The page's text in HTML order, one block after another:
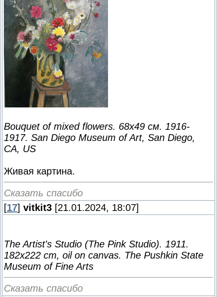
Bouquet of mixed flowers. 68x49 см. 1916-
1917. San Diego Museum of Art, San Diego,
CA, US
Живая картина.
Сказать спасибо
[17] vitkit3 [21.01.2024, 18:07]
The Artist's Studio (The Pink Studio). 1911.
182x222 cm, oil on canvas. The Pushkin State
Museum of Fine Arts
Сказать спасибо